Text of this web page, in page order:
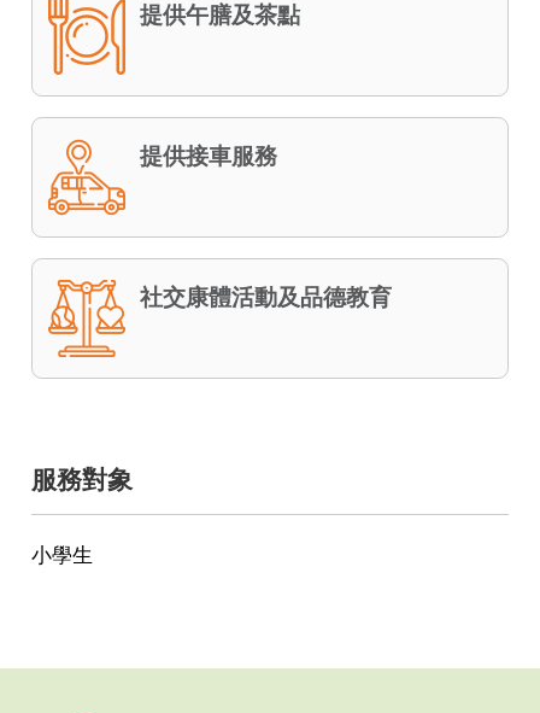
提供午膳及茶點
提供接車服務
社交康體活動及品德教育
服務對象
小學生